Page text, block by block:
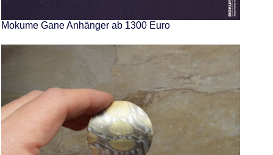
Mokume Gane Anhänger ab 1300 Euro